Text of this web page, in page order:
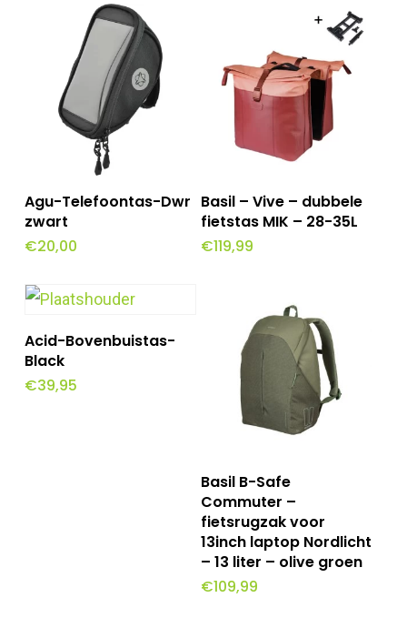
Toevoegen Aan
Winkelwagen
Agu-Telefoontas-Dwr
zwart
€20,00
Opties Selecteren
product
heeft
gekozen
op
de
productpagina
Basil – Vive – dubbele
fietstas MIK – 28-35L
€119,99
Toevoegen Aan
Acid-Bovenbuistas-
Black
€39,95
Toevoegen Aan
Winkelwagen
Basil B-Safe
Commuter –
fietsrugzak voor
13inch laptop Nordlicht
– 13 liter – olive groen
€109,99